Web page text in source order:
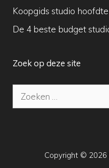
Koopgids studio
De 4 beste budget
Zoek op deze site
Zoek
naar:
Copyright © 2026